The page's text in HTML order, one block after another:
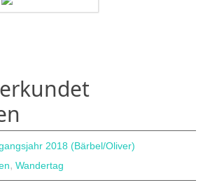
2018 (Bärbel/Oliver)
,Wandertag